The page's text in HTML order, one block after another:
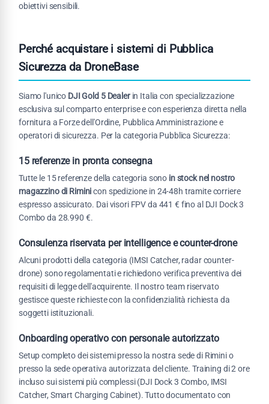
obiettivi sensibili.
Perché acquistare i sistemi di Pubblica
Sicurezza da DroneBase
Siamo l'unico DJI Gold 5 Dealerin Italia con specializzazione
esclusiva sul comparto enterprise e con esperienza diretta nella
fornitura a Forze dell'Ordine, Pubblica Amministrazione e
operatori di sicurezza. Per la categoria Pubblica Sicurezza:
15 referenze in pronta consegna
Tutte le 15 referenze della categoria sono in stock nel nostro
magazzino di Riminicon spedizione in 24-48h tramite corriere
espresso assicurato. Dai visori FPV da 441 € fino al DJI Dock 3
Combo da 28.990 €.
Consulenza riservata per intelligence e counter-drone
Alcuni prodotti della categoria (IMSI Catcher, radar counter-
drone) sono regolamentati e richiedono verifica preventiva dei
requisiti di legge dell'acquirente. Il nostro team riservato
gestisce queste richieste con la confidenzialità richiesta da
soggetti istituzionali.
Onboarding operativo con personale autorizzato
Setup completo dei sistemi presso la nostra sede di Rimini o
presso la sede operativa autorizzata del cliente. Training di 2 ore
incluso sui sistemi più complessi (DJI Dock 3 Combo, IMSI
Catcher, Smart Charging Cabinet). Tutto documentato con